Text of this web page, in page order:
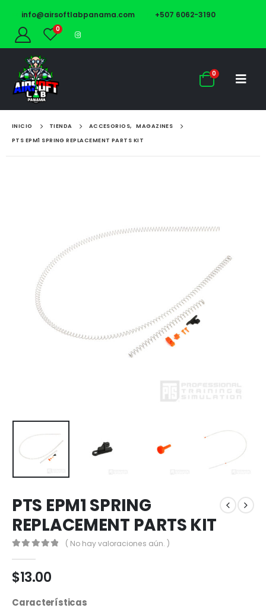
info@airsoftlabpanama.com +507 6062-3190
0
0
INICIO TIENDA ACCESORIOS,
MAGAZINES
PTS EPM1 SPRING REPLACEMENT PARTS KIT
PTS EPM1 SPRING
REPLACEMENT PARTS KIT
( No hay valoraciones aún. )
$13.00
Características